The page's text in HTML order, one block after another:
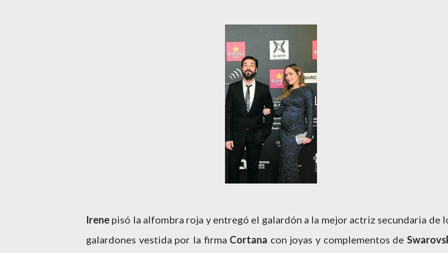
Irene pisó la alfombra roja y entregó el galardón a la mejor actriz secundaria de
galardones vestida por la firma Cortana con joyas y complementos de